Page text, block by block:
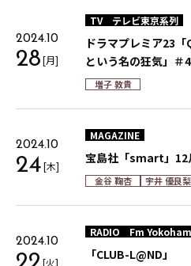
2024.10
28[月]
TV テレビ東京系列
ドラマプレミア23
という名の狂気」＃4
増子 敦貴
2024.10
24[木]
MAGAZINE
宝島社「smart」12
金谷 鞠杏 宇井 優良梨
2024.10
[火]
RADIO Fm
「CLUB-L@ND」